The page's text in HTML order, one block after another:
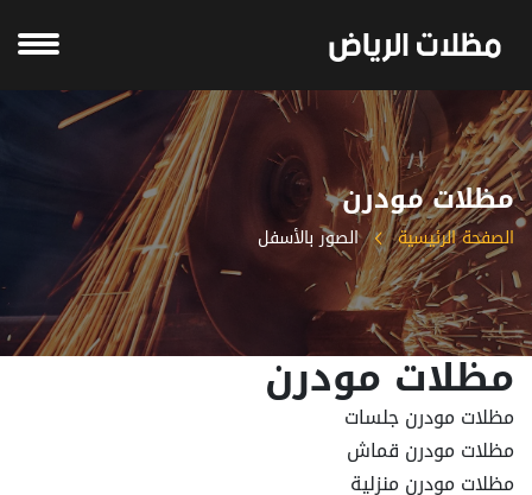
مظلات مودرن
الصفحة الرئيسية الصور بالأسفل
مظلات مودرن
مظلات مودرن جلسات
مظلات مودرن قماش
مظلات مودرن منزلية